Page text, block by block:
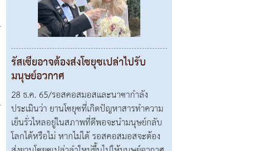
รัสเซียอาจต้องส่งโซยุซเปล่าไปรับ
มนุษย์อวกาศ
28 ธ.ค. 65/รอสคอสมอสและนาซากำลัง
ประเมินว่า ยานโซยุซที่เกิดปัญหาสารทำความ
เย็นรั่วไหลอยู่ในสภาพที่ดีพอจะนำมนุษย์กลับ
โลกได้หรือไม่ หากไม่ได้ รอสคอสมอสจะต้อง